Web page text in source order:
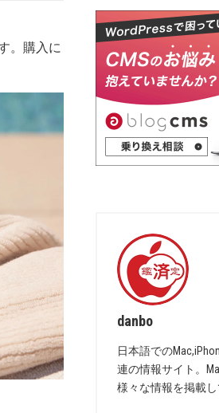
。購入に
danbo
日本語での
連の情報サイト。
様々な情報を掲載し